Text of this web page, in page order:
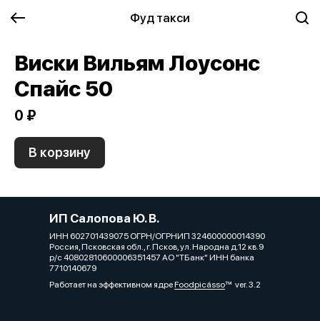
Фуд такси
Виски Вильям Лоусонс
Спайс 50
0 ₽
В корзину
ИП Салопова Ю. В.
ИНН 602701439075 ОГРН/ОГРНИП 324600000014390
Россия, Псковская обл., г. Псков, ул. Народна д.12 кв.9
р/с 40802810600006351457 АО "ТБанк" ИНН банка
7710140679
Работает на эффективном ядреFoodpicássover. 3.2